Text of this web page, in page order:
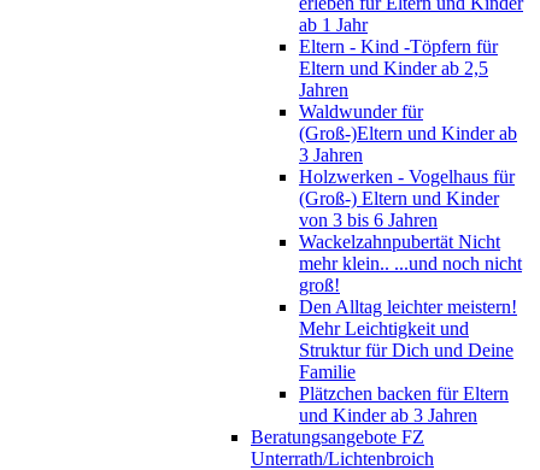
ab 1 Jahr
Eltern - Kind -Töpfern für
Eltern und Kinder ab 2,5
Jahren
Waldwunder für
(Groß-)Eltern und Kinder ab
3 Jahren
Holzwerken - Vogelhaus für
(Groß-) Eltern und Kinder
von 3 bis 6 Jahren
Wackelzahnpubertät Nicht
mehr klein.. ...und noch nicht
groß!
Den Alltag leichter meistern!
Mehr Leichtigkeit und
Struktur für Dich und Deine
Familie
Plätzchen backen für Eltern
und Kinder ab 3 Jahren
Beratungsangebote FZ
Unterrath/Lichtenbroich